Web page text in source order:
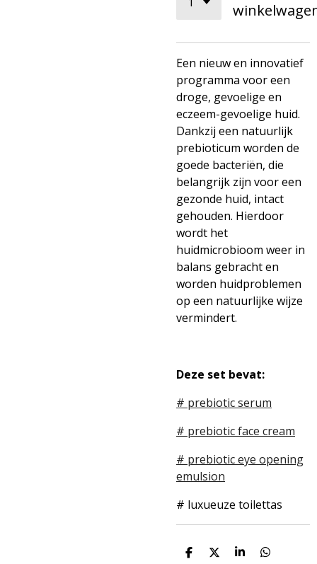
Een nieuw en innovatief
programma voor een
droge, gevoelige en
eczeem-gevoelige huid.
Dankzij een natuurlijk
prebioticum worden de
goede bacteriën, die
belangrijk zijn voor een
gezonde huid, intact
gehouden. Hierdoor
wordt het
huidmicrobioom weer in
balans gebracht en
worden huidproblemen
op een natuurlijke wijze
vermindert.
Deze set bevat:
# prebiotic serum
# prebiotic face cream
# prebiotic eye opening
emulsion
# luxueuze toilettas
D
D
S
D